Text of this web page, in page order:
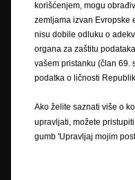
Zaštitni znak i autorska
Pravilnik o zaštiti privatnosti
Impressum
Novi
Pravna obavijest
Tehničke informacije
korišćenjem, mogu
zemljama izvan Evropske
nisu dobile odluku o
organa za zaštitu
vašem pristanku (član 69.
podatka o ličnosti
Ako želite saznati više o
upravljati, možete
gumb 'Upravljaj mojim